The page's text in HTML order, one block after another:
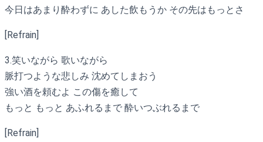
今日はあまり酔わずに あした飲もうか その先はもっとさ
[Refrain]
3.笑いながら 歌いながら
脈打つような悲しみ 沈めてしまおう
強い酒を頼むよ この傷を癒して
もっと もっと あふれるまで 酔いつぶれるまで
[Refrain]